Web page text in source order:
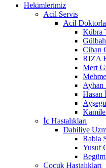
Hekimlerimiz
Acil Servis
Acil
Kübra
Cihan
RIZA
Mert
Ayhan
Hasan
İç Hastalıkları
Dahiliye
Rabia
Yusuf
Çocuk Hastalıkları